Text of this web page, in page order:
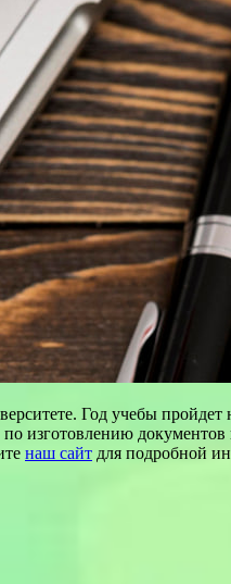
Год учебы пройдет
изготовлению документов
наш сайт для подробной